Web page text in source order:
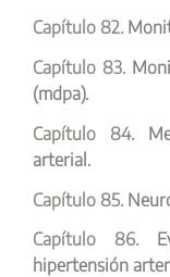
Capítulo 82.
Capítulo 83.
(mdpa).
Capítulo 84.
arterial.
Capítulo 85.
Capítulo 86.
hipertensión